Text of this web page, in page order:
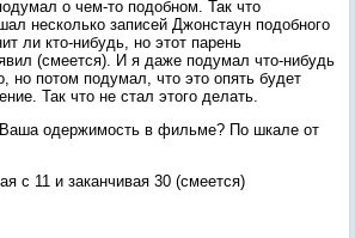
о чем-то подобном. Так что
несколько записей Джонстаун подобного
ли кто-нибудь, но этот парень
(смеется). И я даже подумал что-нибудь
но потом подумал, что это опять будет
Так что не стал этого делать.
одержимость в фильме? По шкале от
с 11 и заканчивая 30 (смеется)